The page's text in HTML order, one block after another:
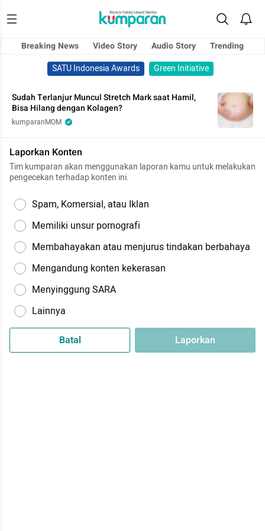
Breaking News Video Story Audio Story
Trending
SATU Indonesia Awards
Green Initiative
Sudah Terlanjur Muncul Stretch Mark saat Hamil,
Bisa Hilang dengan Kolagen?
kumparanMOM
Laporkan Konten
Tim kumparan akan menggunakan laporan kamu untuk melakukan
pengecekan terhadap konten ini.
Spam, Komersial, atau Iklan
Memiliki unsur pornografi
Membahayakan atau menjurus tindakan berbahaya
Mengandung konten kekerasan
Menyinggung SARA
Lainnya
Batal Laporkan